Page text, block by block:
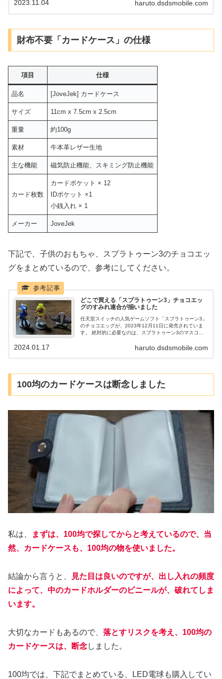
haruto.dsdsmobile.com
2023.11.04
財布不要「カードケース」の仕様
項目 仕様
品名 [JoveJek] カードケース
サイズ 11cm x 7.5cm x 2.5cm
重量 約100g
素材 牛本革レザー生地
主な機能 磁気防止機能、スキミング防止機能
カード枚数
カードポケット × 12
IDポケット ×1
小銭入れ × 1
メーカー JoveJek
下記で、子供のおもちゃ、スプラトゥーン3のチョコエッ
グをまとめているので、参考にしてください。
どこで買える「スプラトゥーン3」チョコエッ
グのすみれ連合が揃いました
任天堂スイッチの人気ゲームソフト「スプラトゥーン3」
のチョコエッグが、2023年12月11日に発売されていま
す。 絶対的に必要なのは、スプラトゥーン3のマスコッ
ボは、マンタローが揃ったので、どこで買えるのか？ な
haruto.dsdsmobile.com
2024.01.17
100均のカードケースは断念しました
私は、
まずは、100均で探してからと考えているので、当
然、カードケースも、100均の物を使いました。
結論から言うと、
見た目は良いのですが、出し入れの頻度
によって、中のカードホルダーのビニールが、破れてしま
います。
大切なカードもあるので、 落とすリスクを考え、100均の
カードケースは、断念しました。
100均では、下記でまとめている、LED電球も購入してい